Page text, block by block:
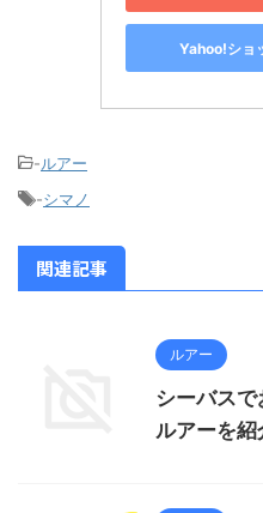
Yahoo!ショ
-ルアー
-シマノ
関連記事
ルアー
シーバスで
ルアーを紹